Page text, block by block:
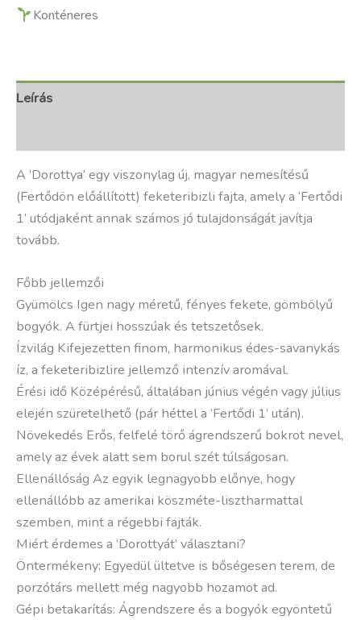
Konténeres
Leírás
A ‘Dorottya’ egy viszonylag új, magyar nemesítésű
(Fertődön előállított) feketeribizli fajta, amely a ‘Fertődi
1’ utódjaként annak számos jó tulajdonságát javítja
tovább.
Főbb jellemzői
Gyümölcs Igen nagy méretű, fényes fekete, gömbölyű
bogyók. A fürtjei hosszúak és tetszetősek.
Ízvilág Kifejezetten finom, harmonikus édes-savanykás
íz, a feketeribizlire jellemző intenzív aromával.
Érési idő Középérésű, általában június végén vagy július
elején szüretelhető (pár héttel a ‘Fertődi 1’ után).
Növekedés Erős, felfelé törő ágrendszerű bokrot nevel,
amely az évek alatt sem borul szét túlságosan.
Ellenállóság Az egyik legnagyobb előnye, hogy
ellenállóbb az amerikai köszméte-lisztharmattal
szemben, mint a régebbi fajták.
Miért érdemes a ‘Dorottyát’ választani?
Öntermékeny: Egyedül ültetve is bőségesen terem, de
porzótárs mellett még nagyobb hozamot ad.
Gépi betakarítás: Ágrendszere és a bogyók egyöntetű